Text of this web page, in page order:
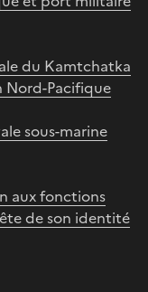
du Kamtchatka
Nord-Pacifique
sous-marine
aux fonctions
de son identité